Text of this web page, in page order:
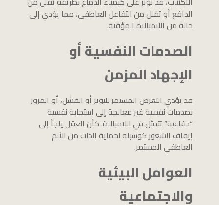
الدافع أو تقلل من التفاعل العاطفي، مما يؤدي إلى
حالة من اللامبالاة المؤقتة.
الصدمات النفسية أو
الإجهاد المزمن
قد يؤدي التعرض المستمر للتوتر أو الفشل، أو المرور
بصدمات نفسية غير معالجة إلى استجابة نفسية
“دفاعية” تتمثل في اللامبالاة. كأن العقل يلجأ إلى
إيقاف الشعور كوسيلة لحماية الذات من الألم
العاطفي المستمر.
العوامل البيئية
والاجتماعية